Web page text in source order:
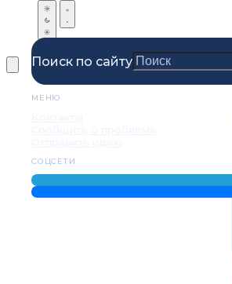
Поиск по сайту
МЕНЮ
СОЦСЕТИ